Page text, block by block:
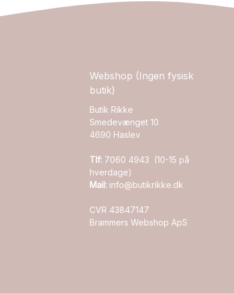
Webshop (Ingen fysisk
butik)
Butik Rikke
Smedevænget 10
4690 Haslev
Tlf: 7060 4943 (10-15 på
hverdage)
Mail: info@butikrikke.dk
CVR 43847147
Brammers Webshop ApS